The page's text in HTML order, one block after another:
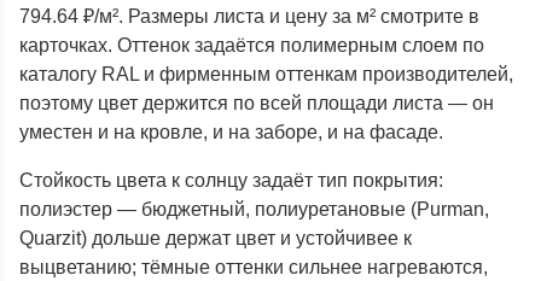
794.64 ₽/м². Размеры листа и цену за м² смотрите в
карточках. Оттенок задаётся полимерным слоем по
каталогу RAL и фирменным оттенкам производителей,
поэтому цвет держится по всей площади листа — он
уместен и на кровле, и на заборе, и на фасаде.
Стойкость цвета к солнцу задаёт тип покрытия:
полиэстер — бюджетный, полиуретановые (Purman,
Quarzit) дольше держат цвет и устойчивее к
выцветанию; тёмные оттенки сильнее нагреваются,